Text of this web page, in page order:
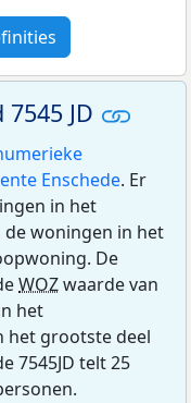
JD
Enschede. Er
in het
de woningen in het
De
WOZwaarde van
het
het grootste deel
7545JD telt 25